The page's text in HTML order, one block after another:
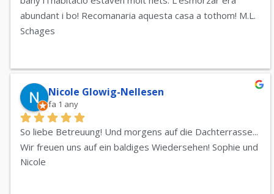
abundant i bo! Recomanaria aquesta casa a tothom! M.L.
Schages
Nicole Glowig-Nellesen
fa 1 any
So liebe Betreuung! Und morgens auf die Dachterrasse...
Wir freuen uns auf ein baldiges Wiedersehen! Sophie und
Nicole